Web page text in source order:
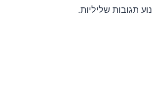
תגובות שליליות.